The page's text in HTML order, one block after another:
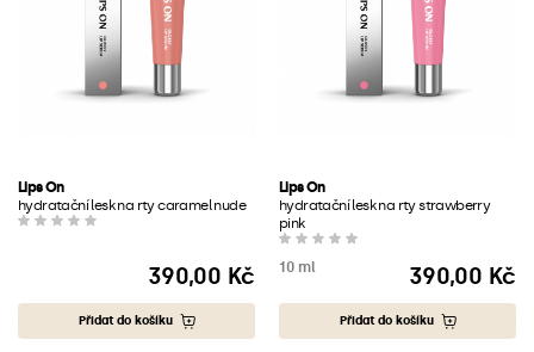
Lips On
hydratační lesk na rty caramel nude
Cena
390,00 Kč
Přidat do košíku
Lips On
hydratační lesk na rty strawberry
pink
10 ml
Cena
390,00 Kč
Přidat do košíku